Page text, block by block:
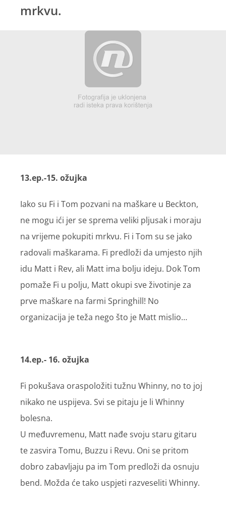
mrkvu.
13.ep.-15. ožujka
Iako su Fi i Tom pozvani na maškare u Beckton,
ne mogu ići jer se sprema veliki pljusak i moraju
na vrijeme pokupiti mrkvu. Fi i Tom su se jako
radovali maškarama. Fi predloži da umjesto njih
idu Matt i Rev, ali Matt ima bolju ideju. Dok Tom
pomaže Fi u polju, Matt okupi sve životinje za
prve maškare na farmi Springhill! No
organizacija je teža nego što je Matt mislio…
14.ep.- 16. ožujka
Fi pokušava oraspoložiti tužnu Whinny, no to joj
nikako ne uspijeva. Svi se pitaju je li Whinny
bolesna.
U međuvremenu, Matt nađe svoju staru gitaru
te zasvira Tomu, Buzzu i Revu. Oni se pritom
dobro zabavljaju pa im Tom predloži da osnuju
bend. Možda će tako uspjeti razveseliti Whinny.